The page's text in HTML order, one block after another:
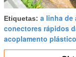
Etiquetas: a linha de
conectores rápidos
acoplamento